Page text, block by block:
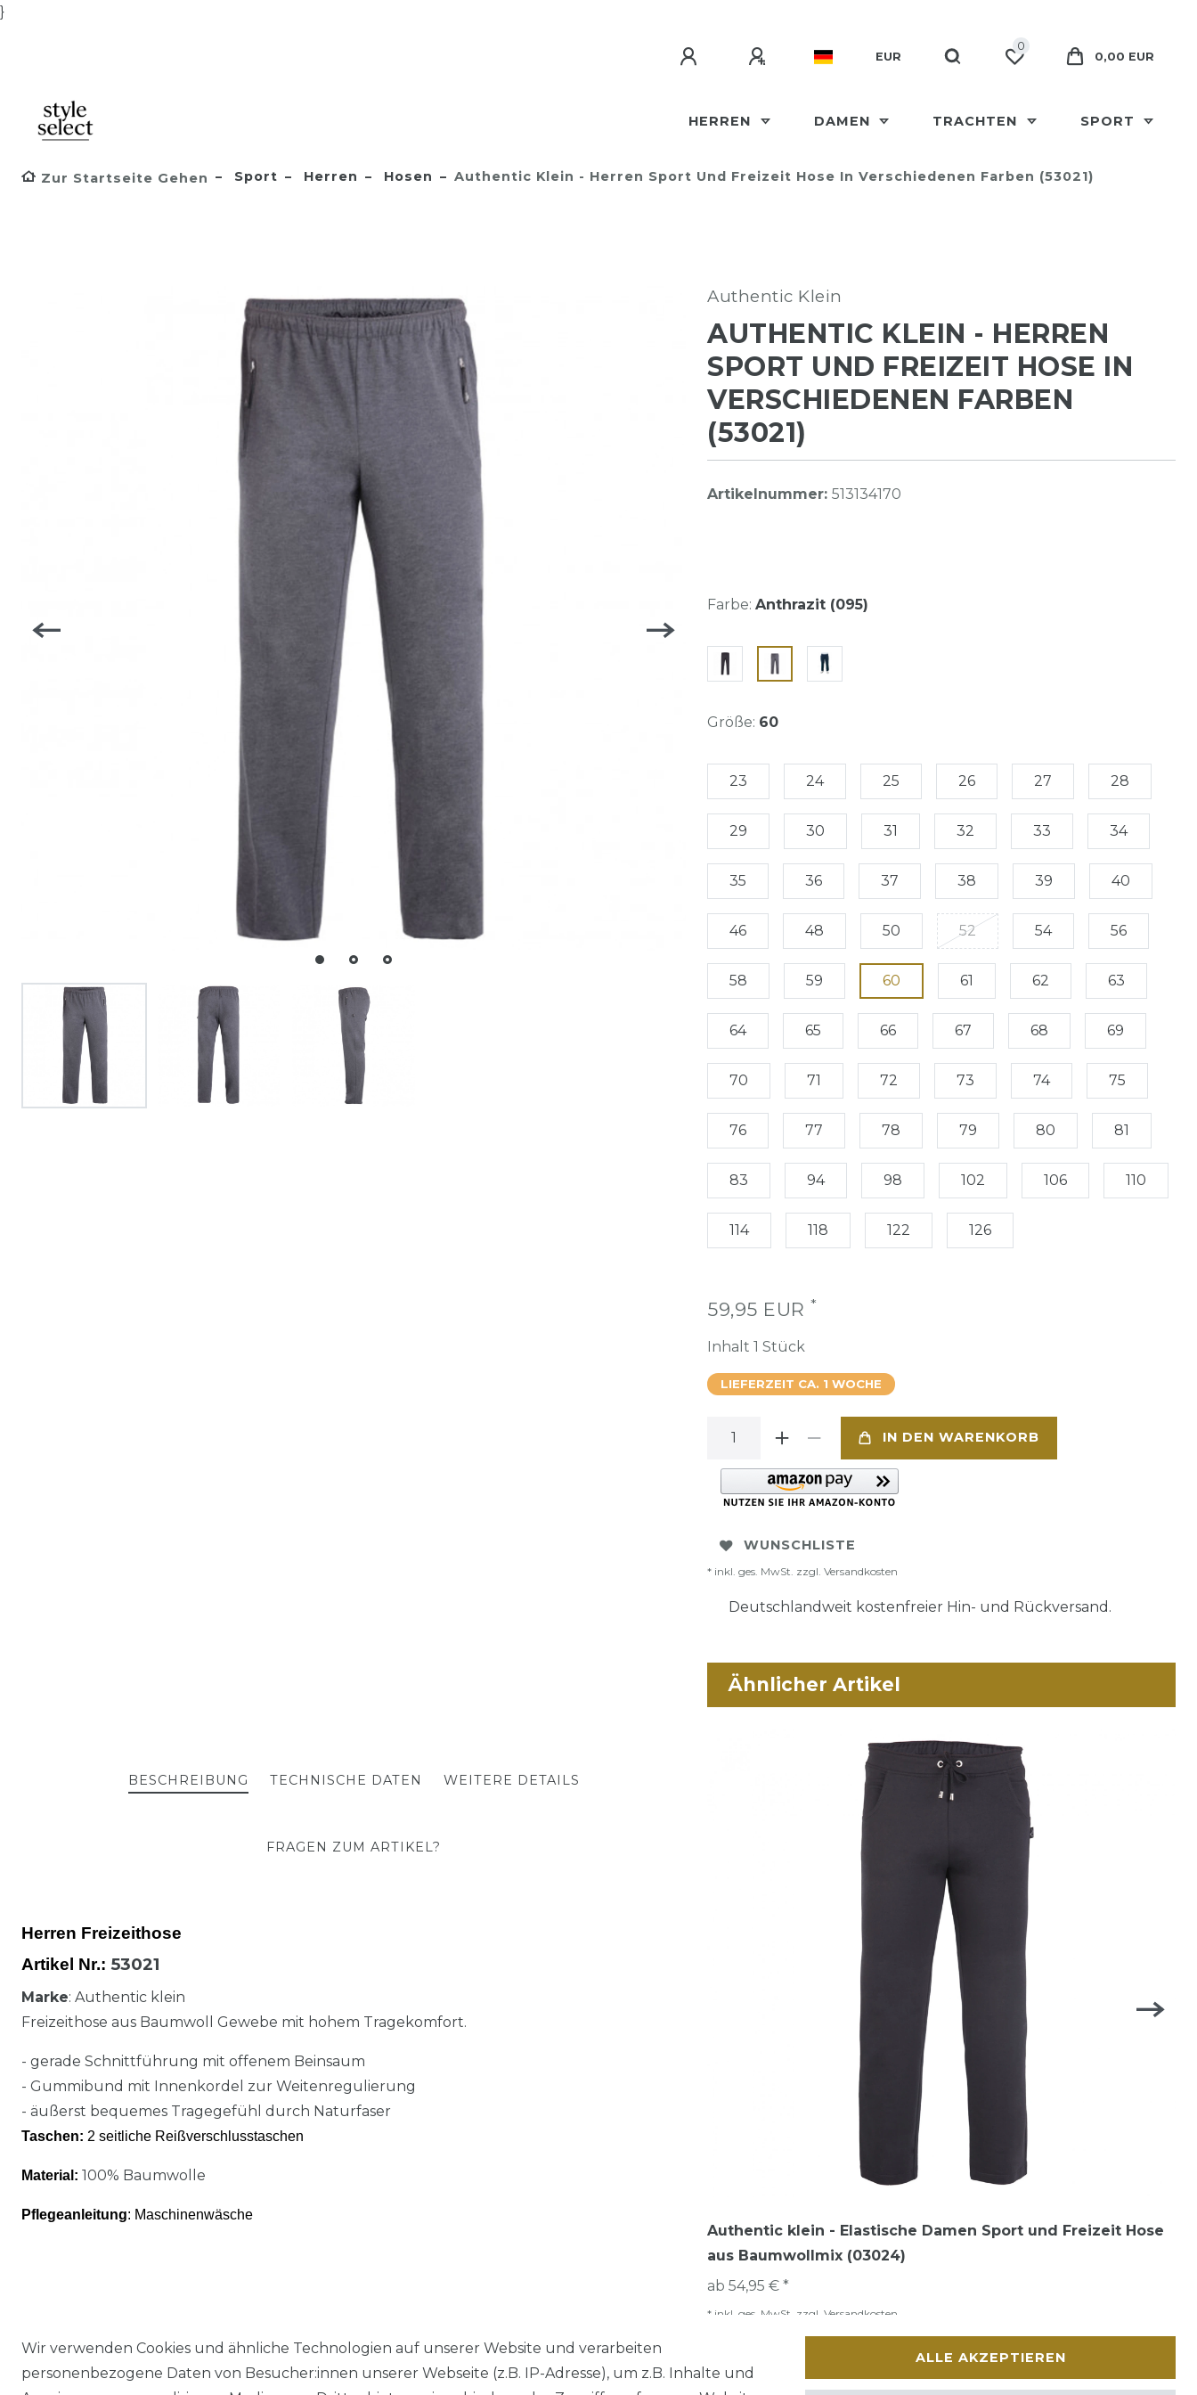
}
EUR
0
0,00 EUR
HERREN DAMEN TRACHTEN SPORT
Zur Startseite Gehen Sport Herren Hosen Authentic Klein - Herren Sport Und Freizeit Hose In Verschiedenen Farben (53021)
Authentic Klein
AUTHENTIC KLEIN - HERREN
SPORT UND FREIZEIT HOSE IN
VERSCHIEDENEN FARBEN
(53021)
Artikelnummer: 513134170
Farbe: Anthrazit (095)
Größe: 60
23 24 25 26 27 28
29 30 31 32 33 34
35 36 37 38 39 40
46 48 50 52 54 56
58 59 60 61 62 63
64 65 66 67 68 69
70 71 72 73 74 75
76 77 78 79 80 81
83 94 98 102 106 110
114 118 122 126
59,95 EUR *
Inhalt 1 Stück
LIEFERZEIT CA. 1 WOCHE
IN DEN WARENKORB
WUNSCHLISTE
* inkl. ges. MwSt. zzgl. Versandkosten
Deutschlandweit kostenfreier Hin- und Rückversand.
BESCHREIBUNG TECHNISCHE DATEN WEITERE DETAILS
FRAGEN ZUM ARTIKEL?
Herren Freizeithose
Artikel Nr.: 53021
Marke: Authentic klein
Freizeithose aus Baumwoll Gewebe mit hohem Tragekomfort.
- gerade Schnittführung mit offenem Beinsaum
- Gummibund mit Innenkordel zur Weitenregulierung
- äußerst bequemes Tragegefühl durch Naturfaser
Taschen: 2 seitliche Reißverschlusstaschen
Material: 100% Baumwolle
Pflegeanleitung: Maschinenwäsche
Ähnlicher Artikel
Authentic klein - Elastische Damen Sport und Freizeit Hose
aus Baumwollmix (03024)
ab 54,95 € *
* inkl. ges. MwSt. zzgl. Versandkosten
Wir verwenden Cookies und ähnliche Technologien auf unserer Website und verarbeiten
personenbezogene Daten von Besucher:innen unserer Webseite (z.B. IP-Adresse), um z.B. Inhalte und
ALLE AKZEPTIEREN